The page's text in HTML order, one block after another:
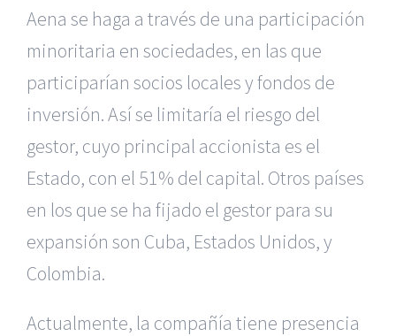
Aena se haga a través de una participación
minoritaria en sociedades, en las que
participarían socios locales y fondos de
inversión. Así se limitaría el riesgo del
gestor, cuyo principal accionista es el
Estado, con el 51% del capital. Otros países
en los que se ha fijado el gestor para su
expansión son Cuba, Estados Unidos, y
Colombia.
Actualmente, la compañía tiene presencia